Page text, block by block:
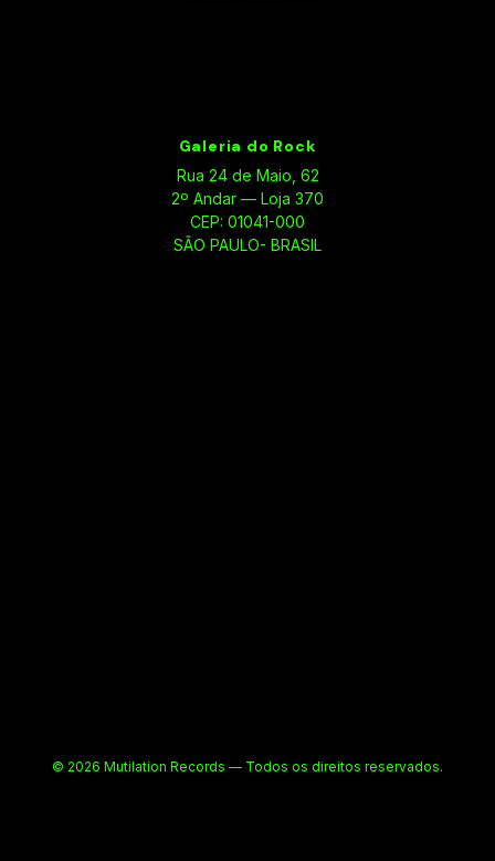
Galeria do Rock
Rua 24 de Maio, 62
2º Andar — Loja 370
CEP: 01041-000
SÃO PAULO- BRASIL
© 2026 Mutilation Records — Todos os direitos reservados.